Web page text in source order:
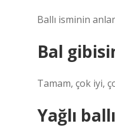
Ballı isminin
Bal
Tamam, çok iyi,
Yağlı